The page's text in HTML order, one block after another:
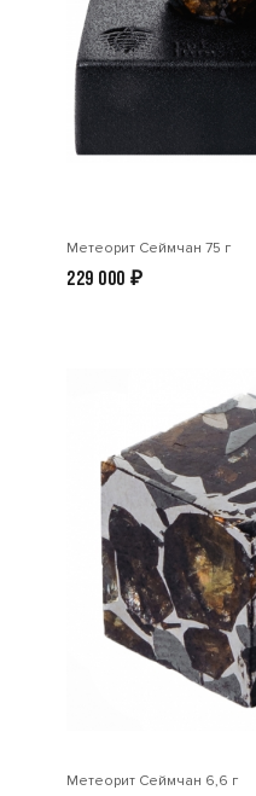
Метеорит Сеймчан 75 г
229 000 ₽
Метеорит Сеймчан 6,6 г